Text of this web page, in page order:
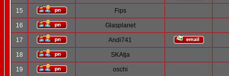
15 Fips
16 Glasplanet
17 Andi741
18 SKAtja
19 oschi